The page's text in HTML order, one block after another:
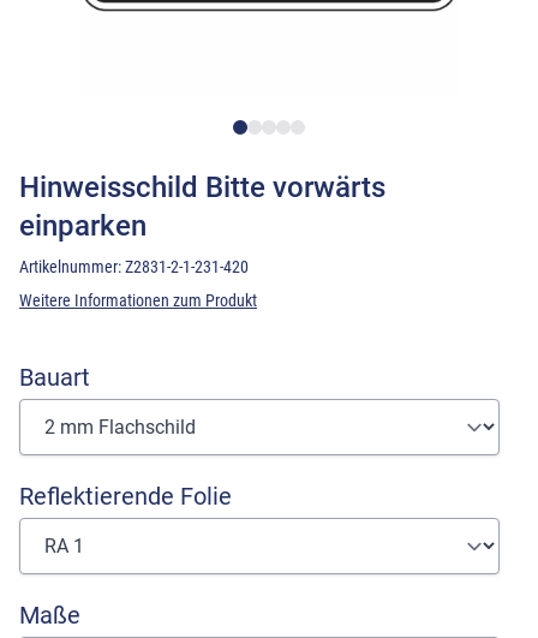
Hinweisschild Bitte vorwärts
einparken
Artikelnummer:Z2831-2-1-231-420
Weitere Informationen zum Produkt
Bauart
Reflektierende Folie
Maße